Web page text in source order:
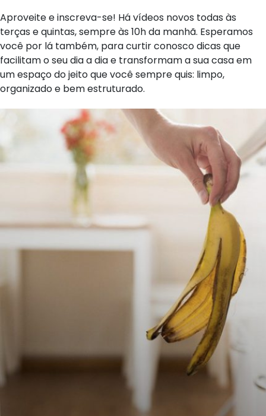
Aproveite e inscreva-se! Há vídeos novos todas às
terças e quintas, sempre às 10h da manhã. Esperamos
você por lá também, para curtir conosco dicas que
facilitam o seu dia a dia e transformam a sua casa em
um espaço do jeito que você sempre quis: limpo,
organizado e bem estruturado.